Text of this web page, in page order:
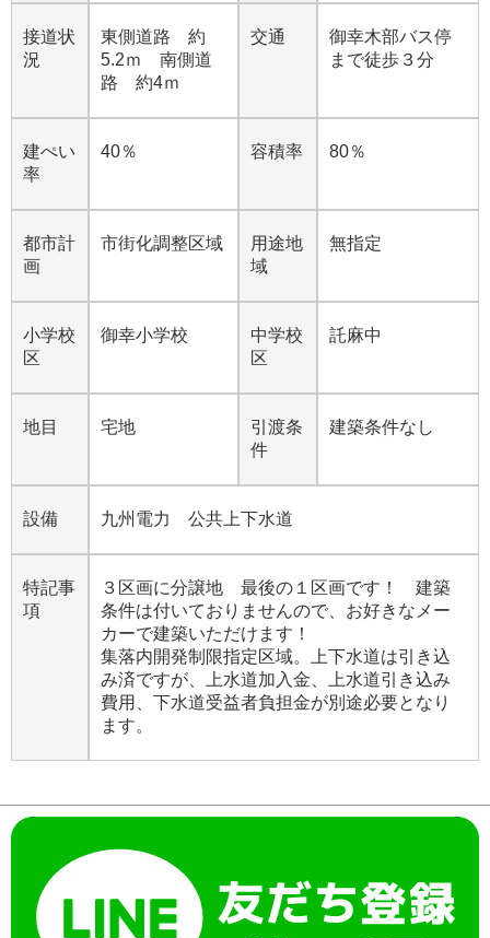
接道状
況
東側道路 約
5.2ｍ 南側道
路 約4ｍ
交通
御幸木部バス停
まで徒歩３分
建ぺい
率
40％ 容積率 80％
都市計
画
市街化調整区域
用途地
域
無指定
小学校
区
御幸小学校
中学校
区
託麻中
地目 宅地
引渡条
件
建築条件なし
設備 九州電力 公共上下水道
特記事
項
３区画に分譲地 最後の１区画です！ 建築
条件は付いておりませんので、お好きなメー
カーで建築いただけます！
集落内開発制限指定区域。上下水道は引き込
み済ですが、上水道加入金、上水道引き込み
費用、下水道受益者負担金が別途必要となり
ます。